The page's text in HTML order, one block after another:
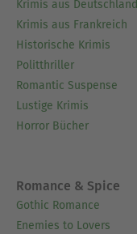
Krimis aus Deutschland
Krimis aus Frankreich
Historische Krimis
Politthriller
Romantic Suspense
Lustige Krimis
Horror Bücher
Romance & Spice
Gothic Romance
Enemies to Lovers